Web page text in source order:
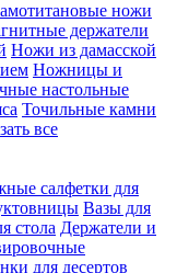
ножи
держатели
Ножи из дамасской
Ножницы и
настольные
Точильные камни
все
салфетки для
Вазы для
стола Держатели и
для десертов